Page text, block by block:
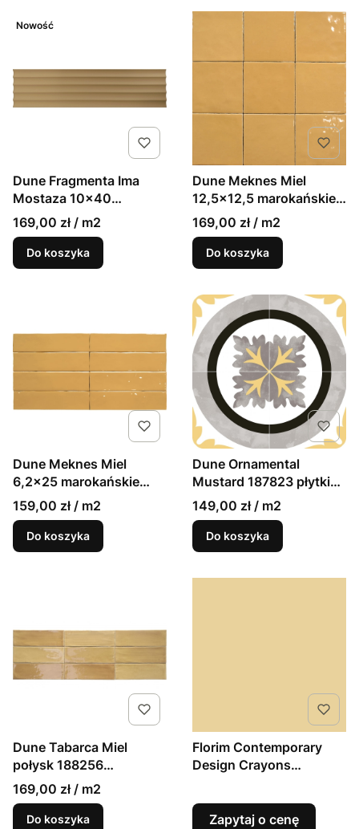
Nowość
Dune Fragmenta Ima
Mostaza 10x40
strukturalne płytki
ścienne 3D
169,00 zł / m2
Do koszyka
Dune Meknes Miel
12,5x12,5 marokańskie
kafelki ścienne
169,00 zł / m2
Do koszyka
Dune Meknes Miel
6,2x25 marokańskie
cegiełki ścienne
159,00 zł / m2
Do koszyka
Dune Ornamental
Mustard 187823 płytki
podłogowe patchwork
20x20
149,00 zł / m2
Do koszyka
Dune Tabarca Miel
połysk 188256
śródziemnomorskie
płytki ścienne cegiełki
7,5×23cm
169,00 zł / m2
Do koszyka
Florim Contemporary
Design Crayons
Zapytaj o cenę